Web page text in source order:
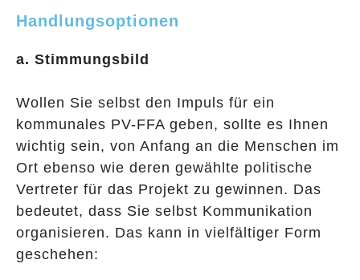
Handlungsoptionen
a. Stimmungsbild
Wollen Sie selbst den Impuls für ein
kommunales PV-FFA geben, sollte es Ihnen
wichtig sein, von Anfang an die Menschen im
Ort ebenso wie deren gewählte politische
Vertreter für das Projekt zu gewinnen. Das
bedeutet, dass Sie selbst Kommunikation
organisieren. Das kann in vielfältiger Form
geschehen: